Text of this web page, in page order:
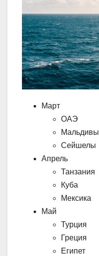
Март
ОАЭ
Мальдивы
Сейшелы
Апрель
Танзания
Куба
Мексика
Май
Турция
Греция
Египет